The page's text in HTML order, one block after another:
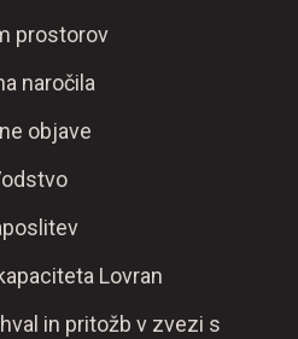
prostorov
naročila
objave
Lovran
in pritožb v zvezi s